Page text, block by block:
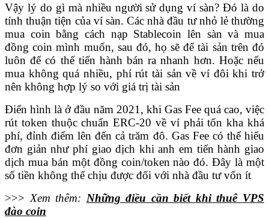
Vậy lý do gì mà nhiều người sử dụng ví sàn? Đó là do
tính thuận tiện của ví sàn. Các nhà đầu tư nhỏ lẻ thường
mua coin bằng cách nạp Stablecoin lên sàn và mua
đồng coin mình muốn, sau đó, họ sẽ để tài sản trên đó
luôn để có thể tiến hành bán ra nhanh hơn. Hoặc nếu
mua không quá nhiều, phí rút tài sản về ví đôi khi trở
nên không hợp lý so với giá trị tài sản
Điển hình là ở đầu năm 2021, khi Gas Fee quá cao, việc
rút token thuộc chuẩn ERC-20 về ví phải tốn kha khá
phí, đỉnh điểm lên đến cả trăm đô. Gas Fee có thể hiểu
đơn giản như phí giao dịch khi anh em tiến hành giao
dịch mua bán một đồng coin/token nào đó. Đây là một
số tiền không thể chịu được đối với nhà đầu tư vốn ít
>>> Xem thêm: Những điều cần biết khi thuê VPS
đào coin